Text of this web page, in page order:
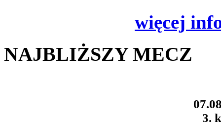
więcej
NAJBLIŻSZY MECZ
3.